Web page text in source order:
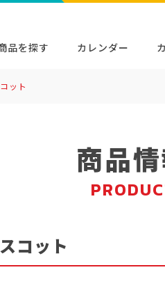
品を探す カレンダー
ット
商品
コット